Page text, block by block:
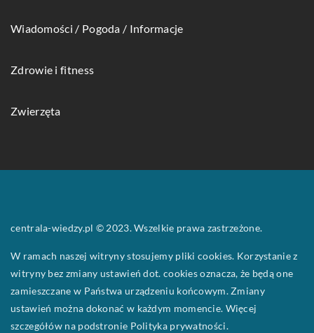
Wiadomości / Pogoda / Informacje
Zdrowie i fitness
Zwierzęta
centrala-wiedzy.pl © 2023. Wszelkie prawa zastrzeżone.
W ramach naszej witryny stosujemy pliki cookies. Korzystanie z
witryny bez zmiany ustawień dot. cookies oznacza, że będą one
zamieszczane w Państwa urządzeniu końcowym. Zmiany
ustawień można dokonać w każdym momencie. Więcej
szczegółów na podstronie Polityka prywatności.